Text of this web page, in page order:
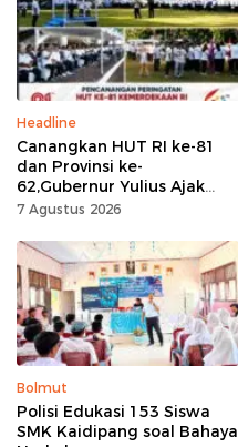
Headline
Canangkan HUT RI ke-81
dan Provinsi ke-
62,Gubernur Yulius Ajak
Seluruh Masyarakat
Kemerdekaan Momentum
Kerja Keras
7 Agustus 2026
Bolmut
Polisi Edukasi 153 Siswa
SMK Kaidipang soal Bahaya